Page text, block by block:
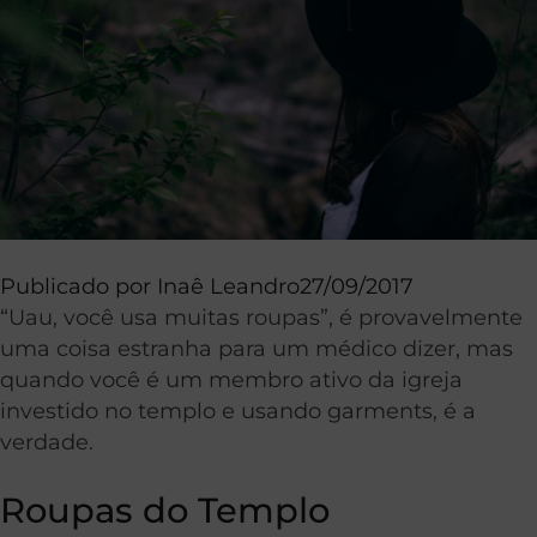
Publicado por Inaê Leandro27/09/2017
“Uau, você usa muitas roupas”, é provavelmente
uma coisa estranha para um médico dizer, mas
quando você é um membro ativo da igreja
investido no templo e usando garments, é a
verdade.
Roupas do Templo